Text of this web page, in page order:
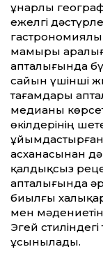
Құнарлы
ежелгі
мамыры
апталығында
сайын үшінші
тағамдары
медианы
өкілдерінің
асханасынан
қалдықсыз
апталығында
биылғы
мен
Эгей
ұсынылады.